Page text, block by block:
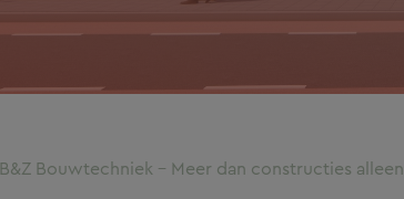
B&Z Bouwtechniek – Meer dan constructies alleen